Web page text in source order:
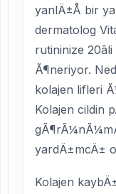
yanlÄ±Å bir
dermatolog
rutininize
Ã¶neriyor.
kolajen lifleri
Kolajen cildin
yardÄ±mcÄ±
Kolajen